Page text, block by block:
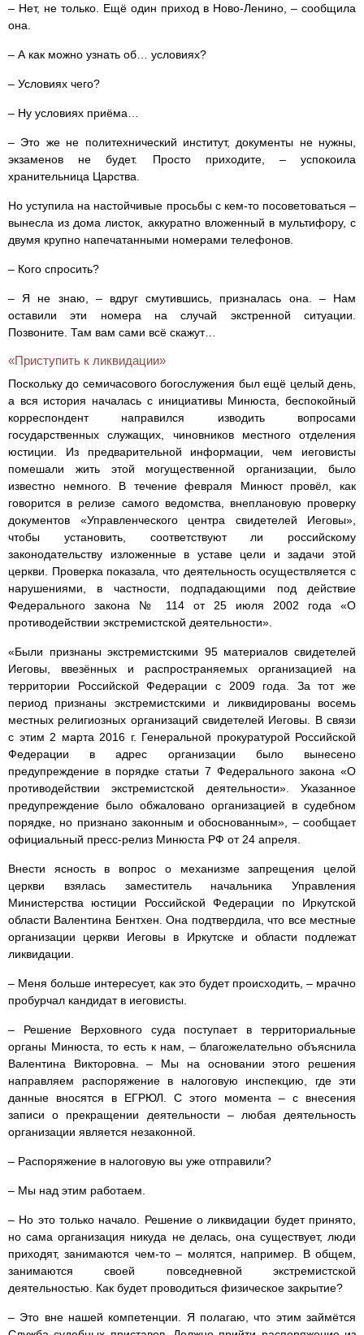
– Нет, не только. Ещё один приход в Ново-Ленино, – сообщила
она.
– А как можно узнать об… условиях?
– Условиях чего?
– Ну условиях приёма…
– Это же не политехнический институт, документы не нужны,
экзаменов не будет. Просто приходите, – успокоила
хранительница Царства.
Но уступила на настойчивые просьбы с кем-то посоветоваться –
вынесла из дома листок, аккуратно вложенный в мультифору, с
двумя крупно напечатанными номерами телефонов.
– Кого спросить?
– Я не знаю, – вдруг смутившись, призналась она. – Нам
оставили эти номера на случай экстренной ситуации.
Позвоните. Там вам сами всё скажут…
«Приступить к ликвидации»
Поскольку до семичасового богослужения был ещё целый день,
а вся история началась с инициативы Минюста, беспокойный
корреспондент направился изводить вопросами
государственных служащих, чиновников местного отделения
юстиции. Из предварительной информации, чем иеговисты
помешали жить этой могущественной организации, было
известно немного. В течение февраля Минюст провёл, как
говорится в релизе самого ведомства, внеплановую проверку
документов «Управленческого центра cвидетелей Иеговы»,
чтобы установить, соответствуют ли российскому
законодательству изложенные в уставе цели и задачи этой
церкви. Проверка показала, что деятельность осуществляется с
нарушениями, в частности, подпадающими под действие
Федерального закона № 114 от 25 июля 2002 года «О
противодействии экстремистской деятельности».
«Были признаны экстремистскими 95 материалов свидетелей
Иеговы, ввезённых и распространяемых организацией на
территории Российской Федерации с 2009 года. За тот же
период признаны экстремистскими и ликвидированы восемь
местных религиозных организаций свидетелей Иеговы. В связи
с этим 2 марта 2016 г. Генеральной прокуратурой Российской
Федерации в адрес организации было вынесено
предупреждение в порядке статьи 7 Федерального закона «О
противодействии экстремистской деятельности». Указанное
предупреждение было обжаловано организацией в судебном
порядке, но признано законным и обоснованным», – сообщает
официальный пресс-релиз Минюста РФ от 24 апреля.
Внести ясность в вопрос о механизме запрещения целой
церкви взялась заместитель начальника Управления
Министерства юстиции Российской Федерации по Иркутской
области Валентина Бентхен. Она подтвердила, что все местные
организации церкви Иеговы в Иркутске и области подлежат
ликвидации.
– Меня больше интересует, как это будет происходить, – мрачно
пробурчал кандидат в иеговисты.
– Решение Верховного суда поступает в территориальные
органы Минюста, то есть к нам, – благожелательно объяснила
Валентина Викторовна. – Мы на основании этого решения
направляем распоряжение в налоговую инспекцию, где эти
данные вносятся в ЕГРЮЛ. С этого момента – с внесения
записи о прекращении деятельности – любая деятельность
организации является незаконной.
– Распоряжение в налоговую вы уже отправили?
– Мы над этим работаем.
– Но это только начало. Решение о ликвидации будет принято,
но сама организация никуда не делась, она существует, люди
приходят, занимаются чем-то – молятся, например. В общем,
занимаются своей повседневной экстремистской
деятельностью. Как будет проводиться физическое закрытие?
– Это вне нашей компетенции. Я полагаю, что этим займётся